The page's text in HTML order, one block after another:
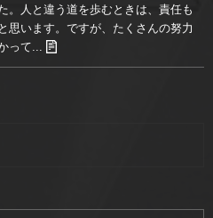
。人と違う道を歩むときは、責任も
思います。ですが、たくさんの努力
って...